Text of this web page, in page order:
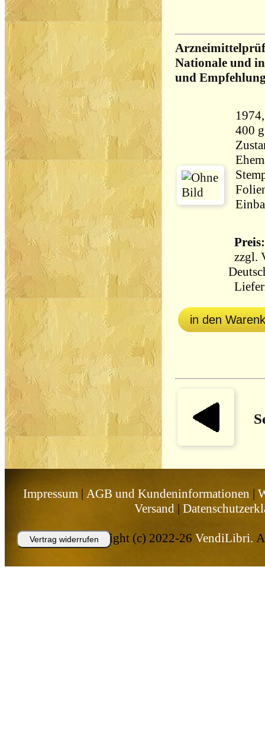
Nationale und
und
1974,
400
zzgl.
in den
Impressum | AGB und Kundeninformationen |
Versand|
Copyright (c) 2022-26 VendiLibri.
Vertrag widerrufen